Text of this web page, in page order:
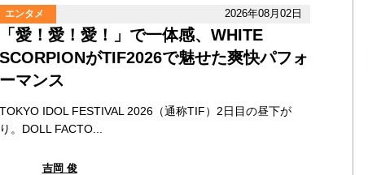
エンタメ 2026年08月02日
愛！愛！愛！」で一体感、WHITE
がTIF2026で魅せた爽快パフォ
マンス
IDOL FESTIVAL 2026（通称TIF）2日目の昼下が
。DOLL FACTO...
吉岡 俊